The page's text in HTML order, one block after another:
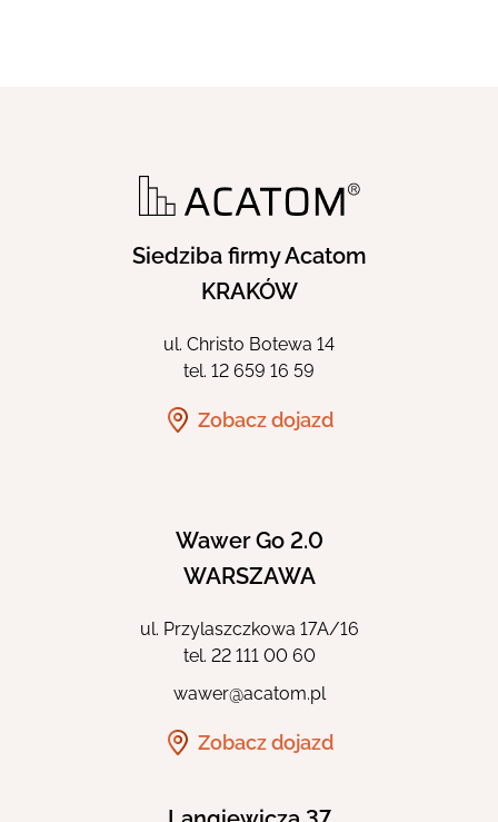
Siedziba firmy Acatom
KRAKÓW
ul. Christo Botewa 14
tel. 12 659 16 59
Zobacz dojazd
Wawer Go 2.0
WARSZAWA
ul. Przylaszczkowa 17A/16
tel. 22 111 00 60
wawer@acatom.pl
Zobacz dojazd